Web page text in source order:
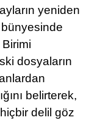
yeniden
dosyaların
belirterek,
delil göz